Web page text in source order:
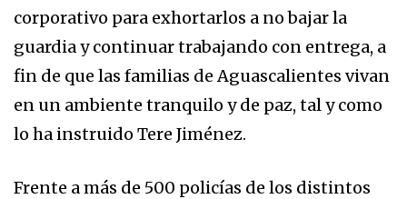
corporativo para exhortarlos a no bajar la
guardia y continuar trabajando con entrega, a
fin de que las familias de Aguascalientes vivan
en un ambiente tranquilo y de paz, tal y como
lo ha instruido Tere Jiménez.
Frente a más de 500 policías de los distintos